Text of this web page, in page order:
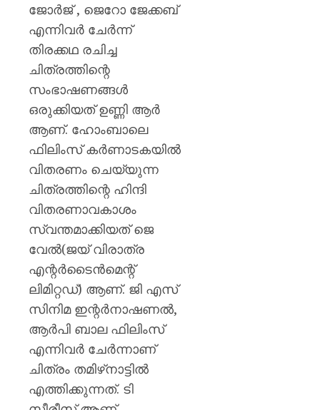
ജോർജ് , ജെറോ ജേക്കബ്
എന്നിവർ ചേർന്ന്
തിരക്കഥ രചിച്ച
ചിത്രത്തിന്റെ
സംഭാഷണങ്ങൾ
ഒരുക്കിയത് ഉണ്ണി ആർ
ആണ്. ഹോംബാലെ
ഫിലിംസ് കർണാടകയിൽ
വിതരണം ചെയ്യുന്ന
ചിത്രത്തിന്റെ ഹിന്ദി
വിതരണാവകാശം
സ്വന്തമാക്കിയത് ജെ
വേൽ(ജയ് വിരാത്ര
എന്റർടൈൻമെന്റ്
ലിമിറ്റഡ്) ആണ്. ജി എസ്
സിനിമ ഇന്റർനാഷണൽ,
ആർപി ബാല ഫിലിംസ്
എന്നിവർ ചേർന്നാണ്
ചിത്രം തമിഴ്‌നാട്ടിൽ
എത്തിക്കുന്നത്. ടി